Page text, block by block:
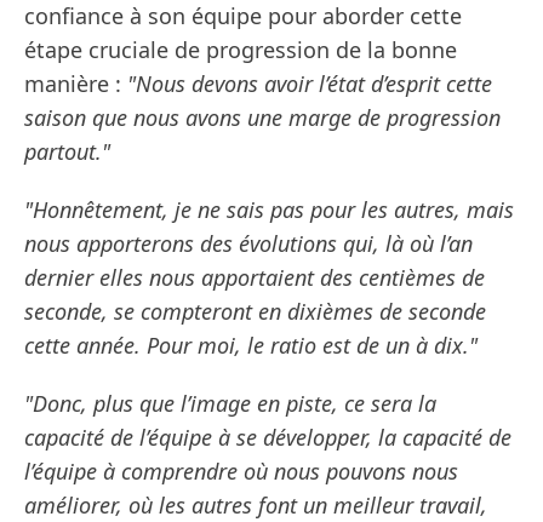
confiance à son équipe pour aborder cette
étape cruciale de progression de la bonne
manière : "Nous devons avoir l’état d’esprit cette
saison que nous avons une marge de progression
partout."
"Honnêtement, je ne sais pas pour les autres, mais
nous apporterons des évolutions qui, là où l’an
dernier elles nous apportaient des centièmes de
seconde, se compteront en dixièmes de seconde
cette année. Pour moi, le ratio est de un à dix."
"Donc, plus que l’image en piste, ce sera la
capacité de l’équipe à se développer, la capacité de
l’équipe à comprendre où nous pouvons nous
améliorer, où les autres font un meilleur travail,